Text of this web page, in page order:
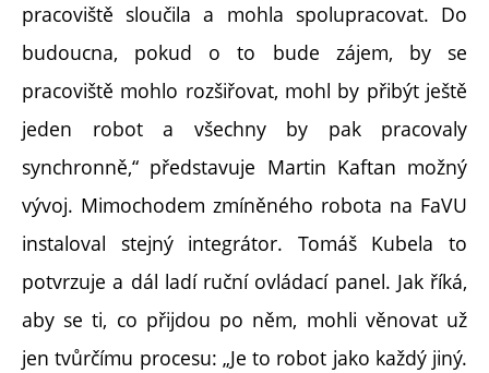
pracoviště sloučila a mohla spolupracovat. Do
budoucna, pokud o to bude zájem, by se
pracoviště mohlo rozšiřovat, mohl by přibýt ještě
jeden robot a všechny by pak pracovaly
synchronně,“ představuje Martin Kaftan možný
vývoj. Mimochodem zmíněného robota na FaVU
instaloval stejný integrátor. Tomáš Kubela to
potvrzuje a dál ladí ruční ovládací panel. Jak říká,
aby se ti, co přijdou po něm, mohli věnovat už
jen tvůrčímu procesu: „Je to robot jako každý jiný.